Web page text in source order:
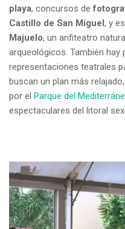
playa, concursos de
Castillo de San Miguel, y
Majuelo, un anfiteatro
arqueológicos. También hay
representaciones teatrales
buscan un plan más
por el Parque del
espectaculares del litoral